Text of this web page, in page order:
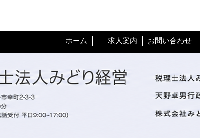
ホーム 求人案内 お問い合わせ